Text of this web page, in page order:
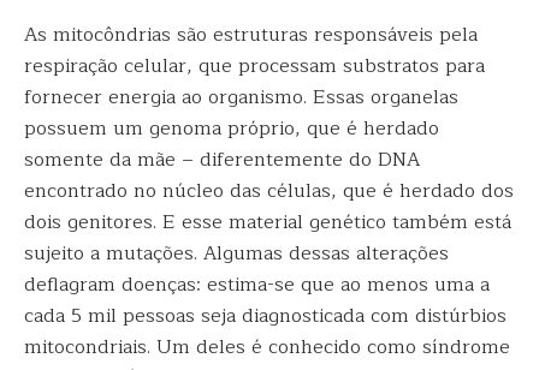
As mitocôndrias são estruturas responsáveis pela
respiração celular, que processam substratos para
fornecer energia ao organismo. Essas organelas
possuem um genoma próprio, que é herdado
somente da mãe – diferentemente do DNA
encontrado no núcleo das células, que é herdado dos
dois genitores. E esse material genético também está
sujeito a mutações. Algumas dessas alterações
deflagram doenças: estima-se que ao menos uma a
cada 5 mil pessoas seja diagnosticada com distúrbios
mitocondriais. Um deles é conhecido como síndrome